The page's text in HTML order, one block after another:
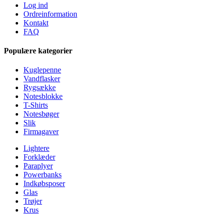
Log ind
Ordreinformation
Kontakt
FAQ
Populære kategorier
Kuglepenne
Vandflasker
Rygsække
Notesblokke
T-Shirts
Notesbøger
Slik
Firmagaver
Lightere
Forklæder
Paraplyer
Powerbanks
Indkøbsposer
Glas
Trøjer
Krus